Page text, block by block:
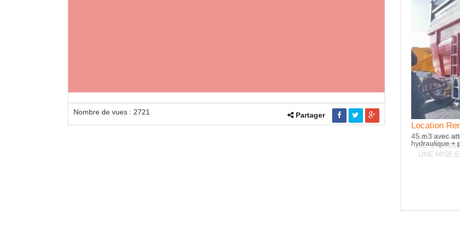
Nombre de vues : 2721 Partager
Location
45 m3 avec
hydraulique +
Location
LE
LE
UNE MISE